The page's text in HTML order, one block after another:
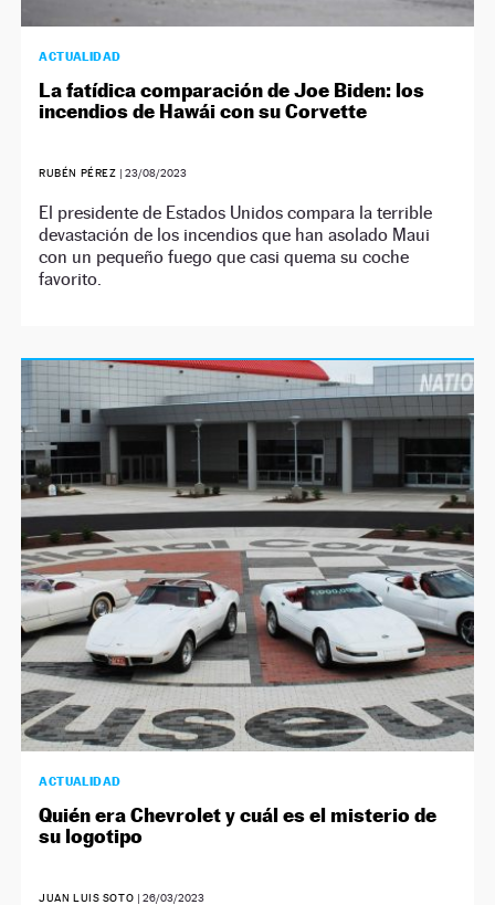
ACTUALIDAD
La fatídica comparación de Joe Biden: los
incendios de Hawái con su Corvette
RUBÉN PÉREZ |23/08/2023
El presidente de Estados Unidos compara la terrible
devastación de los incendios que han asolado Maui
con un pequeño fuego que casi quema su coche
favorito.
ACTUALIDAD
Quién era Chevrolet y cuál es el misterio de
su logotipo
JUAN LUIS SOTO | 26/03/2023